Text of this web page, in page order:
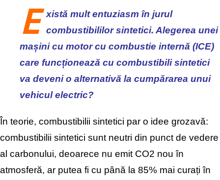
E xistă mult entuziasm în jurul
combustibililor sintetici. Alegerea unei
mașini cu motor cu combustie internă (ICE)
care funcționează cu combustibili sintetici
va deveni o alternativă la cumpărarea unui
vehicul electric?
În teorie, combustibilii sintetici par o idee grozavă:
combustibilii sintetici sunt neutri din punct de vedere
al carbonului, deoarece nu emit CO2 nou în
atmosferă, ar putea fi cu până la 85% mai curați în